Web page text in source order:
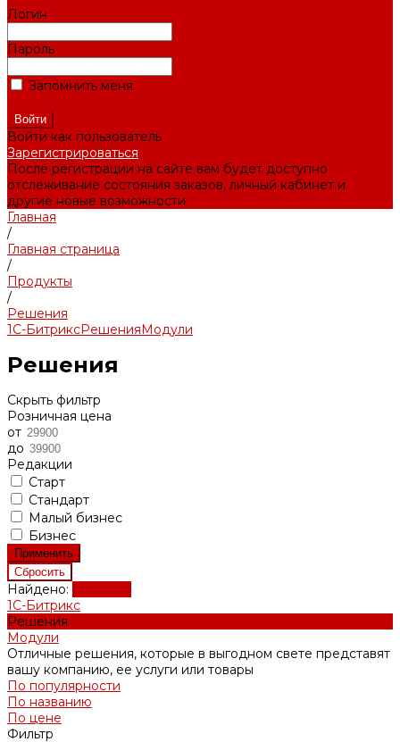
Логин
Пароль
Запомнить меня
Войти как пользователь
Зарегистрироваться
После регистрации на сайте вам будет доступно
отслеживание состояния заказов, личный кабинет и
другие новые возможности
Главная
/
Главная страница
/
Продукты
/
Решения
1С-БитриксРешенияМодули
Решения
Скрыть фильтр
Розничная цена
от
до
Редакции
Старт
Стандарт
Малый бизнес
Бизнес
Найдено:
1С-Битрикс
Решения
Модули
Отличные решения, которые в выгодном свете представят
вашу компанию, ее услуги или товары
По популярности
По названию
По цене
Фильтр